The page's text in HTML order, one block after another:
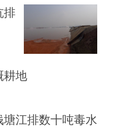
排
耕地
江排数十吨毒水